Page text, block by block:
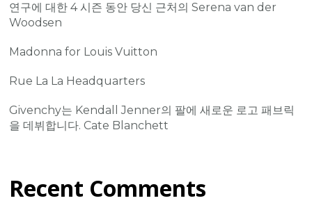
연구에 대한 4 시즌 동안 당신 근처의 Serena van der
Woodsen
Madonna for Louis Vuitton
Rue La La Headquarters
Givenchy는 Kendall Jenner의 팔에 새로운 로고 패브릭
을 데뷔합니다. Cate Blanchett
Recent Comments